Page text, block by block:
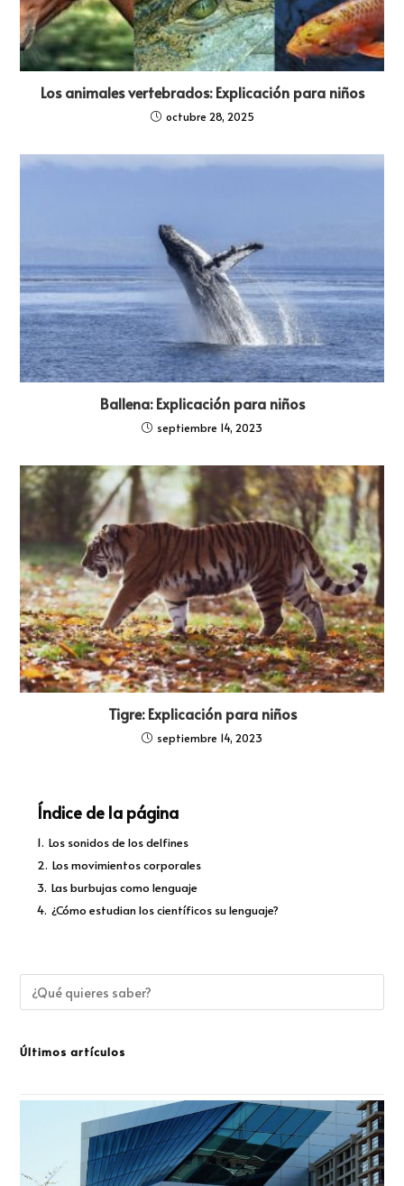
Los animales vertebrados: Explicación para niños
octubre 28, 2025
Ballena: Explicación para niños
septiembre 14, 2023
Tigre: Explicación para niños
septiembre 14, 2023
Índice de la página
1. Los sonidos de los delfines
2. Los movimientos corporales
3. Las burbujas como lenguaje
4. ¿Cómo estudian los científicos su lenguaje?
Últimos artículos